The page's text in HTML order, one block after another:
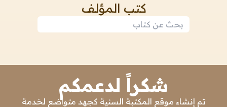
كتب المؤلف
شكراً لدعمكم
تم إنشاء موقع المكتبة السنية كجهد متواضع لخدمة